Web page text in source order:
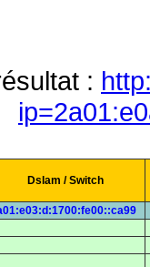
:
Dslam / Switch